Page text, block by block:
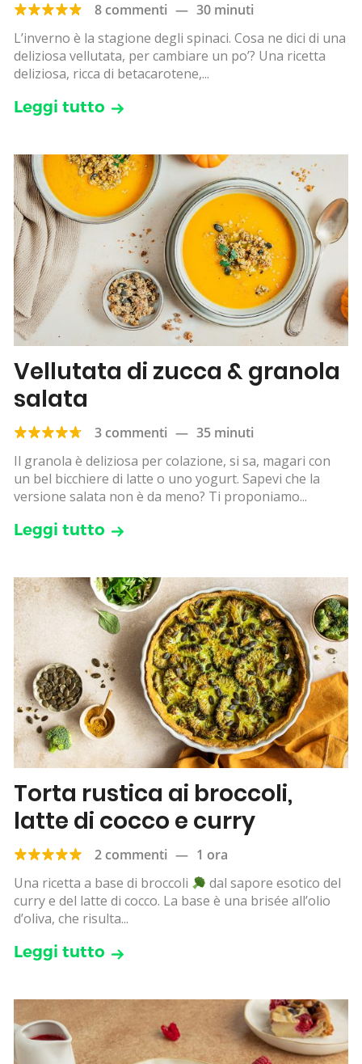
8 commenti — 30 minuti
L’inverno è la stagione degli spinaci. Cosa ne dici di una
deliziosa vellutata, per cambiare un po’? Una ricetta
deliziosa, ricca di betacarotene,...
Leggi tutto
Vellutata di zucca & granola
salata
3 commenti — 35 minuti
Il granola è deliziosa per colazione, si sa, magari con
un bel bicchiere di latte o uno yogurt. Sapevi che la
versione salata non è da meno? Ti proponiamo...
Leggi tutto
Torta rustica ai broccoli,
latte di cocco e curry
2 commenti — 1 ora
Una ricetta a base di broccoli
dal sapore esotico del
curry e del latte di cocco. La base è una brisée all’olio
d’oliva, che risulta...
Leggi tutto